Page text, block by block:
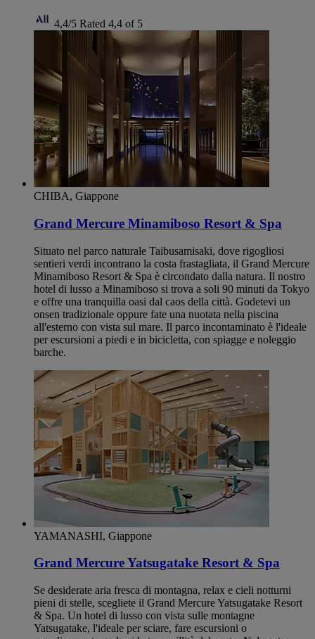
4,4/5 Rated 4,4 of 5
CHIBA, Giappone
Grand Mercure Minamiboso Resort & Spa
Situato nel parco naturale Taibusamisaki, dove rigogliosi
sentieri verdi incontrano la costa frastagliata, il Grand Mercure
Minamiboso Resort & Spa è circondato dalla natura. Il nostro
hotel di lusso a Minamiboso si trova a soli 90 minuti da Tokyo
e offre una tranquilla oasi dal caos della città. Godetevi un
onsen tradizionale oppure fate una nuotata nella piscina
all'esterno con vista sul mare. Il parco incontaminato è l'ideale
per escursioni a piedi e in bicicletta, con spiagge e noleggio
barche.
YAMANASHI, Giappone
Grand Mercure Yatsugatake Resort & Spa
Se desiderate aria fresca di montagna, relax e cieli notturni
pieni di stelle, scegliete il Grand Mercure Yatsugatake Resort
& Spa. Un hotel di lusso con vista sulle montagne
Yatsugatake, l'ideale per sciare, fare escursioni o